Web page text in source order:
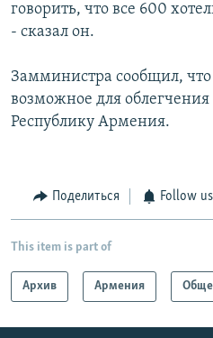
говорить, что все 600
- сказал он.
Замминистра сообщил,
возможное для облегчения
Республику Армения.
Поделиться Follow us
This item is part of
Архив Армения